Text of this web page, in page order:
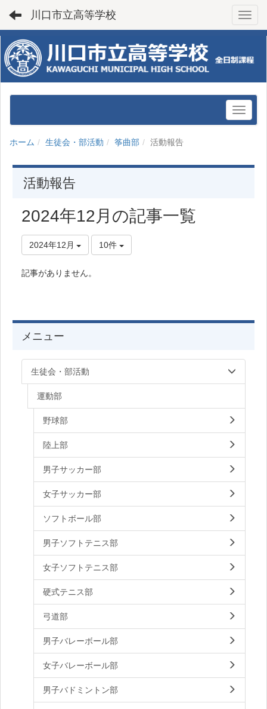
川口市立高等学校
ホーム 生徒会・部活動 筝曲部 活動報告
活動報告
2024年12月の記事一覧
2024年12月 10件
記事がありません。
メニュー
生徒会・部活動
運動部
野球部
陸上部
男子サッカー部
女子サッカー部
ソフトボール部
男子ソフトテニス部
女子ソフトテニス部
硬式テニス部
弓道部
男子バレーボール部
女子バレーボール部
男子バドミントン部